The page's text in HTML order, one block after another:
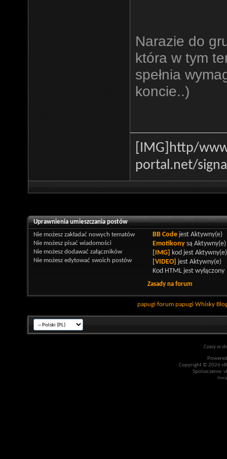
Narazie do
która w tym
spełnia
koncie..)
[IMG]http/
portal.net/
Uprawnienia umieszczania postów
Nie możesz zakładać nowych tematów
Nie możesz pisać wiadomości
Nie możesz dodawać załączników
Nie możesz edytować swoich postów
BB Codejest Aktywny(e)
Emotikonysą Aktywny(e)
[IMG]
kod jest Aktywny(e)
[VIDEO] jest Aktywny(e)
Kod HTML jest wyłączony
Zasady na forum
papugi forum papugi Whisky
Czasy w
Copyright © 2026
Spolszczenie: